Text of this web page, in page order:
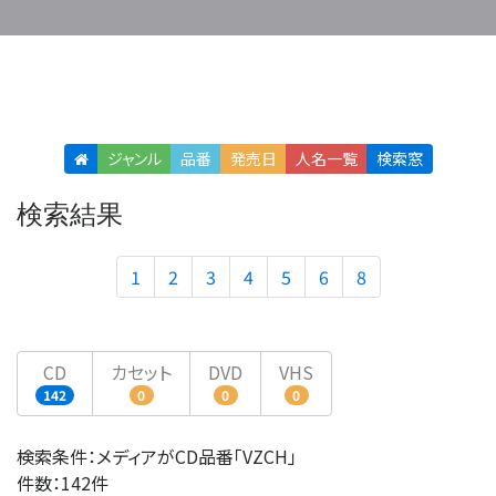
ジャンル 品番 発売日 人名一覧 検索窓
検索結果
1 2 3 4 5 6 8
CD
142
カセット
0
DVD
0
VHS
0
検索条件：メディアがCD品番「VZCH」
件数：142件